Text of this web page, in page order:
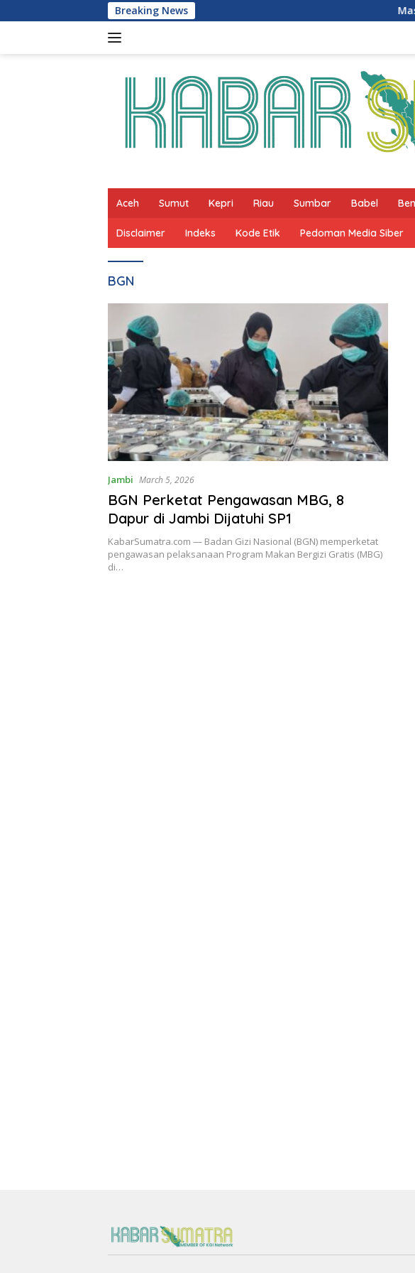
to
Breaking News
Aceh Sumut Kepri Riau Sumbar Babel
Disclaimer Indeks Kode Etik Pedoman Media Siber
BGN
Jambi March 5, 2026
BGN Perketat Pengawasan MBG, 8
Dapur di Jambi Dijatuhi SP1
KabarSumatra.com — Badan Gizi Nasional (BGN) memperketat
pengawasan pelaksanaan Program Makan Bergizi Gratis (MBG)
di…